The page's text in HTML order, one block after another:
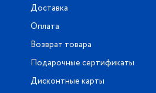
Доставка
Оплата
Возврат товара
Подарочные сертификаты
Дисконтные карты